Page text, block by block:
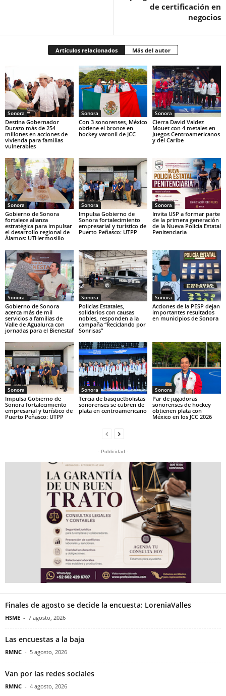
de certificación en
negocios
Artículos relacionados Más del autor
Sonora
Destina Gobernador
Durazo más de 254
millones en acciones de
vivienda para familias
vulnerables
Sonora
Con 3 sonorenses, México
obtiene el bronce en
hockey varonil de JCC
Sonora
Cierra David Valdez
Mouet con 4 metales en
Juegos Centroamericanos
y del Caribe
Sonora
Gobierno de Sonora
fortalece alianza
estratégica para impulsar
el desarrollo regional de
Álamos: UTHermosillo
Sonora
Impulsa Gobierno de
Sonora fortalecimiento
empresarial y turístico de
Puerto Peñasco: UTPP
Sonora
Invita USP a formar parte
de la primera generación
de la Nueva Policía Estatal
Penitenciaria
Sonora
Gobierno de Sonora
acerca más de mil
servicios a familias de
Valle de Agualurca con
jornadas para el Bienestaf
Sonora
Policías Estatales,
solidarios con causas
nobles, responden a la
campaña “Reciclando por
Sonrisas”
Sonora
Acciones de la PESP dejan
importantes resultados
en municipios de Sonora
Sonora
Impulsa Gobierno de
Sonora fortalecimiento
empresarial y turístico de
Puerto Peñasco: UTPP
Sonora
Tercia de basquetbolistas
sonorenses se cubren de
plata en centroamericano
Sonora
Par de jugadoras
sonorenses de hockey
obtienen plata con
México en los JCC 2026
- Publicidad -
Finales de agosto se decide la encuesta: LoreniaValles
HSME - 7 agosto, 2026
Las encuestas a la baja
RMNC - 5 agosto, 2026
Van por las redes sociales
RMNC - 4 agosto, 2026